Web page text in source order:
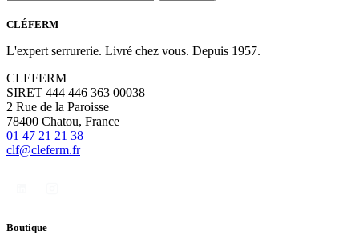
CLÉFERM
L'expert serrurerie. Livré chez vous. Depuis 1957.
CLEFERM
SIRET 444 446 363 00038
2 Rue de la Paroisse
78400 Chatou, France
01 47 21 21 38
clf@cleferm.fr
Boutique